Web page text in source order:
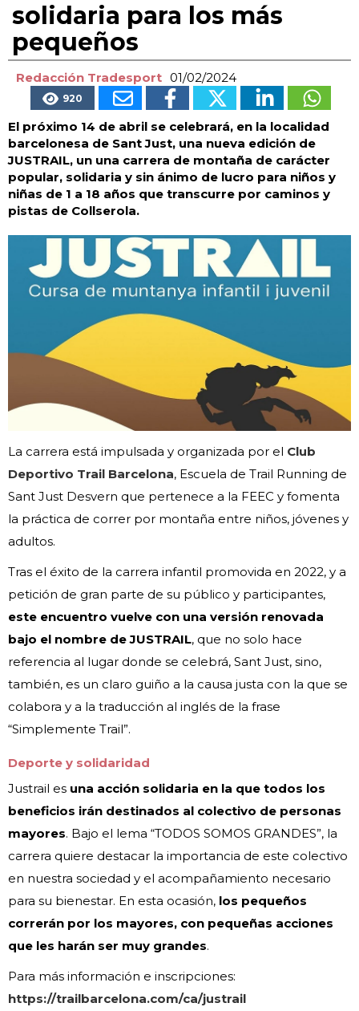
solidaria para los más
pequeños
Redacción Tradesport 01/02/2024
920
El próximo 14 de abril se celebrará, en la localidad
barcelonesa de Sant Just, una nueva edición de
JUSTRAIL, un una carrera de montaña de carácter
popular, solidaria y sin ánimo de lucro para niños y
niñas de 1 a 18 años que transcurre por caminos y
pistas de Collserola.
La carrera está impulsada y organizada por el Club
Deportivo Trail Barcelona, Escuela de Trail Running de
Sant Just Desvern que pertenece a la FEEC y fomenta
la práctica de correr por montaña entre niños, jóvenes y
adultos.
Tras el éxito de la carrera infantil promovida en 2022, y a
petición de gran parte de su público y participantes,
este encuentro vuelve con una versión renovada
bajo el nombre de JUSTRAIL, que no solo hace
referencia al lugar donde se celebrá, Sant Just, sino,
también, es un claro guiño a la causa justa con la que se
colabora y a la traducción al inglés de la frase
“Simplemente Trail”.
Deporte y solidaridad
Justrail es una acción solidaria en la que todos los
beneficios irán destinados al colectivo de personas
mayores. Bajo el lema “TODOS SOMOS GRANDES”, la
carrera quiere destacar la importancia de este colectivo
en nuestra sociedad y el acompañamiento necesario
para su bienestar. En esta ocasión, los pequeños
correrán por los mayores, con pequeñas acciones
que les harán ser muy grandes.
Para más información e inscripciones:
https://trailbarcelona.com/ca/justrail